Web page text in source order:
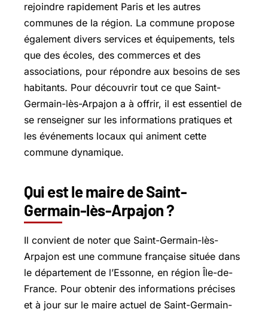
rejoindre rapidement Paris et les autres
communes de la région. La commune propose
également divers services et équipements, tels
que des écoles, des commerces et des
associations, pour répondre aux besoins de ses
habitants. Pour découvrir tout ce que Saint-
Germain-lès-Arpajon a à offrir, il est essentiel de
se renseigner sur les informations pratiques et
les événements locaux qui animent cette
commune dynamique.
Qui est le maire de Saint-
Germain-lès-Arpajon ?
Il convient de noter que Saint-Germain-lès-
Arpajon est une commune française située dans
le département de l’Essonne, en région Île-de-
France. Pour obtenir des informations précises
et à jour sur le maire actuel de Saint-Germain-